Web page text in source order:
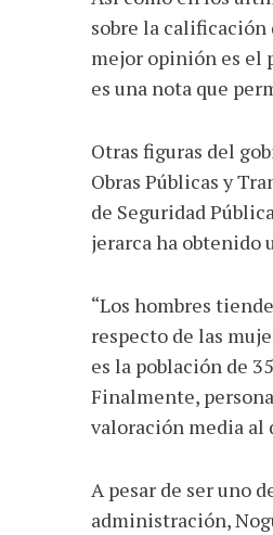
sobre la calificación
mejor opinión es el
es una nota que
Otras figuras del
Obras Públicas y
de Seguridad
jerarca ha obtenido
“Los hombres
respecto de las
es la población de
Finalmente,
valoración media al
A pesar de ser uno
administración,